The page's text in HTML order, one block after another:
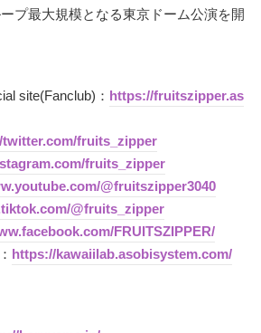
プ最大規模となる東京ドーム公演を開
site(Fanclub)： https://fruitszipper.as
fruits_zipper
fruits_zipper
@fruitszipper3040
@fruits_zipper
FRUITSZIPPER/
https://kawaiilab.asobisystem.com/